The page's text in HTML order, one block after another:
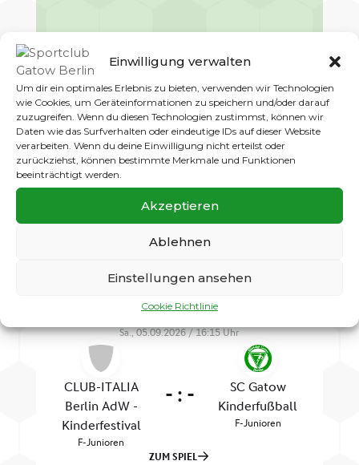
Einwilligung verwalten
Um dir ein optimales Erlebnis zu bieten, verwenden wir Technologien
wie Cookies, um Geräteinformationen zu speichern und/oder darauf
zuzugreifen. Wenn du diesen Technologien zustimmst, können wir
Daten wie das Surfverhalten oder eindeutige IDs auf dieser Website
verarbeiten. Wenn du deine Einwilligung nicht erteilst oder
zurückziehst, können bestimmte Merkmale und Funktionen
beeinträchtigt werden.
Akzeptieren
Ablehnen
Einstellungen ansehen
Cookie Richtlinie
Senden